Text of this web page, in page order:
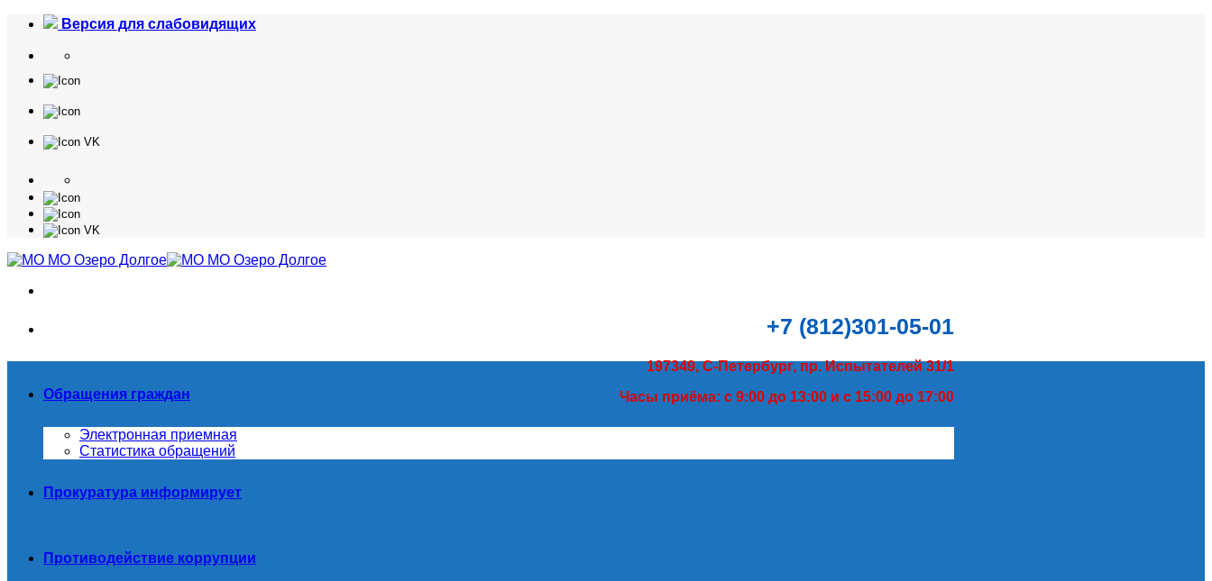
Skip
content
Версия для слабовидящих
+7 (812)301-05-01
197349, С-Петербург, пр. Испытателей 31/1
Часы приёма: с 9:00 до 13:00 и с 15:00 до 17:00
Обращения граждан
Электронная приемная
Статистика обращений
Прокуратура информирует
Противодействие коррупции